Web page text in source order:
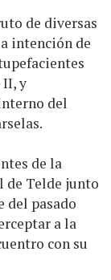
de diversas
intención de
II, y
del
de la
de Telde junto
del pasado
a la
con su